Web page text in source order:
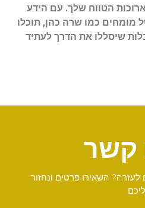
הטווח שלך. עם הידע
מומחים כמו שרה כהן, תוכלו
שיסללו את הדרך לעתיד
קשר
השאירו פרטים ונחזור